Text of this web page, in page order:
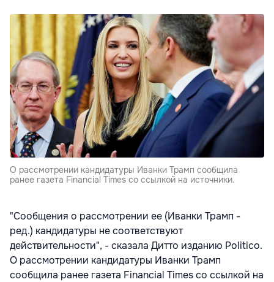
О рассмотрении кандидатуры Иванки Трамп сообщила
ранее газета Financial Times со ссылкой на источники.
"Сообщения о рассмотрении ее (Иванки Трамп -
ред.) кандидатуры не соответствуют
действительности", - сказала Дитто изданию Politico.
О рассмотрении кандидатуры Иванки Трамп
сообщила ранее газета Financial Times со ссылкой на